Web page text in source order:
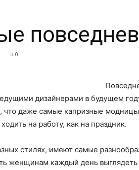
0
дизайнерами в будущем
что даже самые капризные
на работу, как на праздник.
стилях, имеют самые
женщинам каждый день